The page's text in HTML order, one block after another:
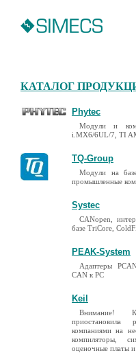
КАТАЛОГ
Phytec
Модули и
i.MX6/6UL/7, TI
TQ-Group
Модули на
промышленные
Systec
CANopen,
базе TriCore,
PEAK-System
Адаптеры
CAN к PC
Keil
Внимание!
приостановила
компаниями на
компиляторы,
оценочные платы